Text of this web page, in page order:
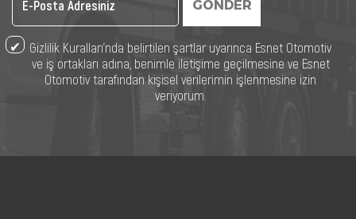
GÖNDER
Gizlilik Kuralları’nda belirtilen şartlar uyarınca Esnet Otomotiv
ve iş ortakları adına, benimle iletişime geçilmesine ve Esnet
Otomotiv tarafından kişisel verilerimin işlenmesine izin
veriyorum.